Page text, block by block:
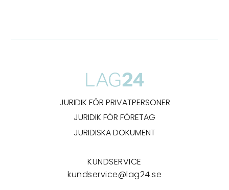
JURIDIK FÖR PRIVATPERSONER
JURIDIK FÖR FÖRETAG
JURIDISKA DOKUMENT
KUNDSERVICE
kundservice@lag24.se